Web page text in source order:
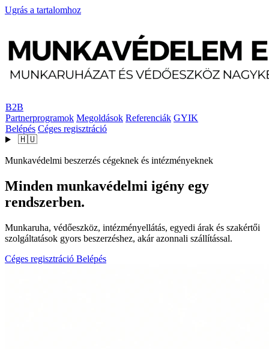
Ugrás a tartalomhoz
B2B
Partnerprogramok Megoldások Referenciák GYIK
Belépés Céges regisztráció
🇭🇺
Munkavédelmi beszerzés cégeknek és intézményeknek
Minden munkavédelmi igény egy
rendszerben.
Munkaruha, védőeszköz, intézményellátás, egyedi árak és szakértői
szolgáltatások gyors beszerzéshez, akár azonnali szállítással.
Céges regisztráció Belépés